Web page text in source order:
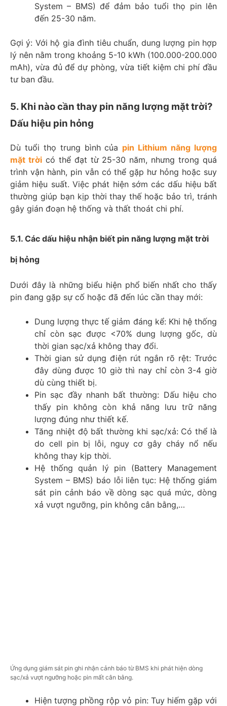
System – BMS) để đảm bảo tuổi thọ pin lên
đến 25-30 năm.
Gợi ý: Với hộ gia đình tiêu chuẩn, dung lượng pin hợp
lý nên nằm trong khoảng 5-10 kWh (100.000-200.000
mAh), vừa đủ để dự phòng, vừa tiết kiệm chi phí đầu
tư ban đầu.
5. Khi nào cần thay pin năng lượng mặt trời?
Dấu hiệu pin hỏng
Dù tuổi thọ trung bình của pin Lithium năng lượng
mặt trờicó thể đạt từ 25-30 năm, nhưng trong quá
trình vận hành, pin vẫn có thể gặp hư hỏng hoặc suy
giảm hiệu suất. Việc phát hiện sớm các dấu hiệu bất
thường giúp bạn kịp thời thay thế hoặc bảo trì, tránh
gây gián đoạn hệ thống và thất thoát chi phí.
5.1. Các dấu hiệu nhận biết pin năng lượng mặt trời
bị hỏng
Dưới đây là những biểu hiện phổ biến nhất cho thấy
pin đang gặp sự cố hoặc đã đến lúc cần thay mới:
Dung lượng thực tế giảm đáng kể: Khi hệ thống
chỉ còn sạc được <70% dung lượng gốc, dù
thời gian sạc/xả không thay đổi.
Thời gian sử dụng điện rút ngắn rõ rệt: Trước
đây dùng được 10 giờ thì nay chỉ còn 3-4 giờ
dù cùng thiết bị.
Pin sạc đầy nhanh bất thường: Dấu hiệu cho
thấy pin không còn khả năng lưu trữ năng
lượng đúng như thiết kế.
Tăng nhiệt độ bất thường khi sạc/xả: Có thể là
do cell pin bị lỗi, nguy cơ gây cháy nổ nếu
không thay kịp thời.
Hệ thống quản lý pin (Battery Management
System – BMS) báo lỗi liên tục: Hệ thống giám
sát pin cảnh báo về dòng sạc quá mức, dòng
xả vượt ngưỡng, pin không cân bằng,…
Ứng dụng giám sát pin ghi nhận cảnh báo từ BMS khi phát hiện dòng
sạc/xả vượt ngưỡng hoặc pin mất cân bằng.
Hiện tượng phồng rộp vỏ pin: Tuy hiếm gặp với